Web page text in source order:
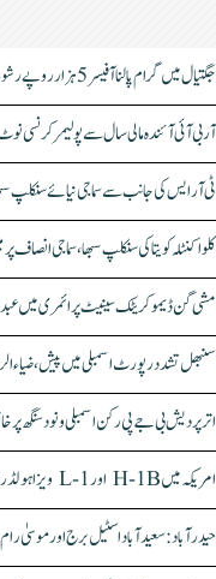
جگتیال میں گرام پالنا آفیسر 5 ہزار روپے رشوت لیتے ہوئے گرفتار
آر بی آئی آئندہ مالی سال سے پولیمر کرنسی
ٹی آر ایس کی جانب سے سماجی نیائے سنکلپ سبھا
کلواکنٹلہ کویتا کی سنکلپ سبھا، سماجی انصاف
مشی گن ڈیموکریٹک سینیٹ پرائمری میں
سنبھل تشدد رپورٹ اسمبلی میں پیش، ضیاء
اتر پردیش بی جے پی رکن اسمبلی ونود سنگھ
امریکہ میں H-1B اور L-1 ویزا ہولڈرز کے لیے بڑی راحت، اب ملک چھوڑے بغیر ویزا تجدید ممکن
حیدرآباد: سعیدآباد اسٹیل برج اور موسیٰ